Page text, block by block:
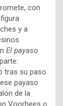
con
y a
El payaso
tras su paso
payaso
de la
Voorhees o